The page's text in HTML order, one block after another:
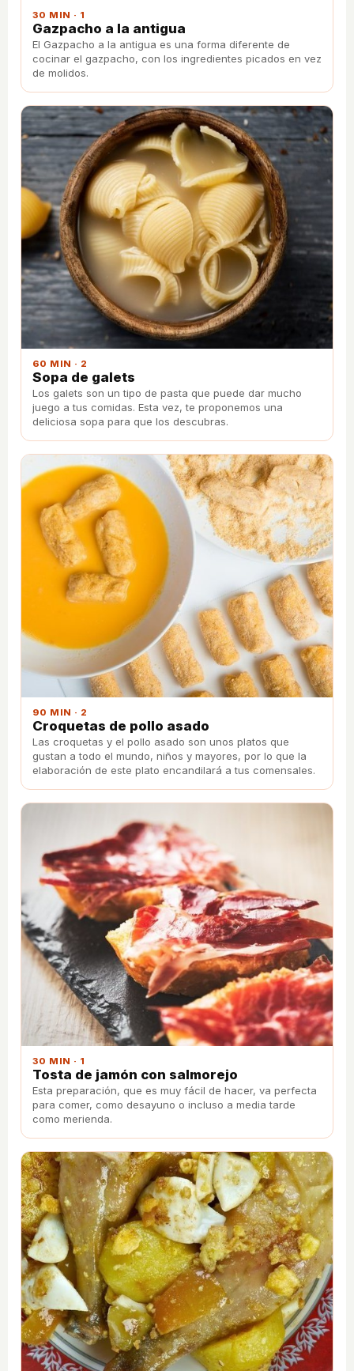
30 MIN · 1
Gazpacho a la antigua
El Gazpacho a la antigua es una forma diferente de
cocinar el gazpacho, con los ingredientes picados en vez
de molidos.
60 MIN · 2
Sopa de galets
Los galets son un tipo de pasta que puede dar mucho
juego a tus comidas. Esta vez, te proponemos una
deliciosa sopa para que los descubras.
90 MIN · 2
Croquetas de pollo asado
Las croquetas y el pollo asado son unos platos que
gustan a todo el mundo, niños y mayores, por lo que la
elaboración de este plato encandilará a tus comensales.
30 MIN · 1
Tosta de jamón con salmorejo
Esta preparación, que es muy fácil de hacer, va perfecta
para comer, como desayuno o incluso a media tarde
como merienda.